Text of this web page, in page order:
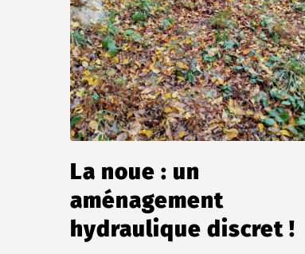
La noue : un
aménagement
hydraulique discret !